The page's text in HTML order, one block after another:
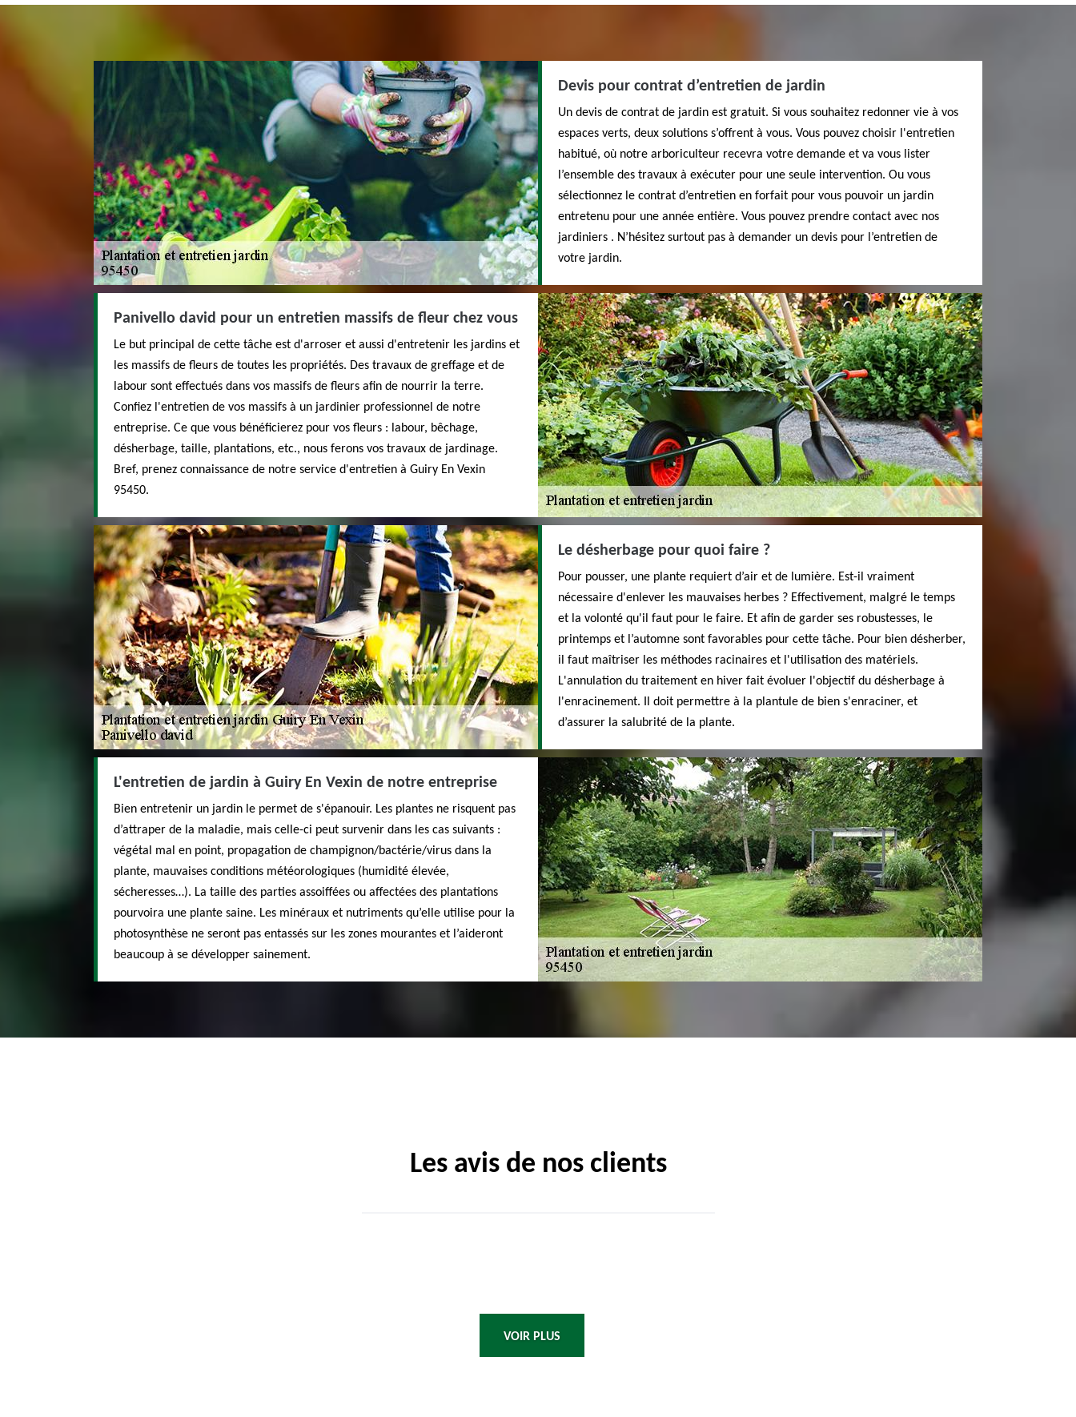
Devis pour contrat d’entretien de jardin
Un devis de contrat de jardin est gratuit. Si vous souhaitez redonner vie à vos
espaces verts, deux solutions s’offrent à vous. Vous pouvez choisir l'entretien
habitué, où notre arboriculteur recevra votre demande et va vous lister
l’ensemble des travaux à exécuter pour une seule intervention. Ou vous
sélectionnez le contrat d’entretien en forfait pour vous pouvoir un jardin
entretenu pour une année entière. Vous pouvez prendre contact avec nos
jardiniers . N’hésitez surtout pas à demander un devis pour l’entretien de
votre jardin.
Panivello david pour un entretien massifs de fleur chez vous
Le but principal de cette tâche est d'arroser et aussi d'entretenir les jardins et
les massifs de fleurs de toutes les propriétés. Des travaux de greffage et de
labour sont effectués dans vos massifs de fleurs afin de nourrir la terre.
Confiez l'entretien de vos massifs à un jardinier professionnel de notre
entreprise. Ce que vous bénéficierez pour vos fleurs : labour, bêchage,
désherbage, taille, plantations, etc., nous ferons vos travaux de jardinage.
Bref, prenez connaissance de notre service d'entretien à Guiry En Vexin
95450.
Le désherbage pour quoi faire ?
Pour pousser, une plante requiert d’air et de lumière. Est-il vraiment
nécessaire d'enlever les mauvaises herbes ? Effectivement, malgré le temps
et la volonté qu'il faut pour le faire. Et afin de garder ses robustesses, le
printemps et l’automne sont favorables pour cette tâche. Pour bien désherber,
il faut maîtriser les méthodes racinaires et l'utilisation des matériels.
L'annulation du traitement en hiver fait évoluer l'objectif du désherbage à
l'enracinement. Il doit permettre à la plantule de bien s'enraciner, et
d’assurer la salubrité de la plante.
L'entretien de jardin à Guiry En Vexin de notre entreprise
Bien entretenir un jardin le permet de s'épanouir. Les plantes ne risquent pas
d’attraper de la maladie, mais celle-ci peut survenir dans les cas suivants :
végétal mal en point, propagation de champignon/bactérie/virus dans la
plante, mauvaises conditions météorologiques (humidité élevée,
sécheresses…). La taille des parties assoiffées ou affectées des plantations
pourvoira une plante saine. Les minéraux et nutriments qu’elle utilise pour la
photosynthèse ne seront pas entassés sur les zones mourantes et l’aideront
beaucoup à se développer sainement.
Les avis de nos clients
VOIR PLUS